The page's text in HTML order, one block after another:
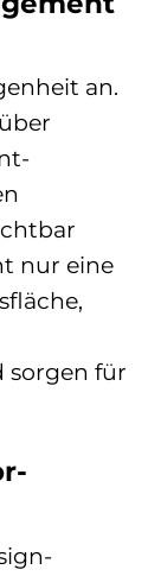
an.
nur eine
sorgen für